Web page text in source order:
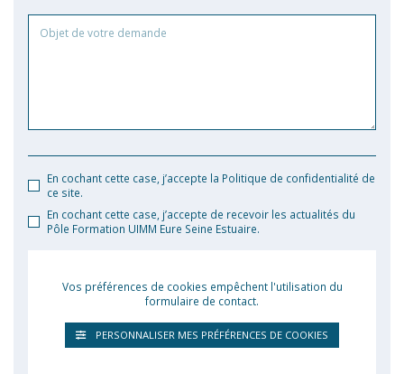
de
En cochant cette case, j’accepte la Politique de confidentialité de
ce site.
En cochant cette case, j’accepte de recevoir les actualités du
Pôle Formation UIMM Eure Seine Estuaire.
Vos préférences de cookies empêchent l'utilisation du
formulaire de contact.
PERSONNALISER MES PRÉFÉRENCES DE COOKIES